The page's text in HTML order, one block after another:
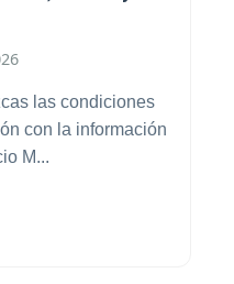
las condiciones
con la información
M...